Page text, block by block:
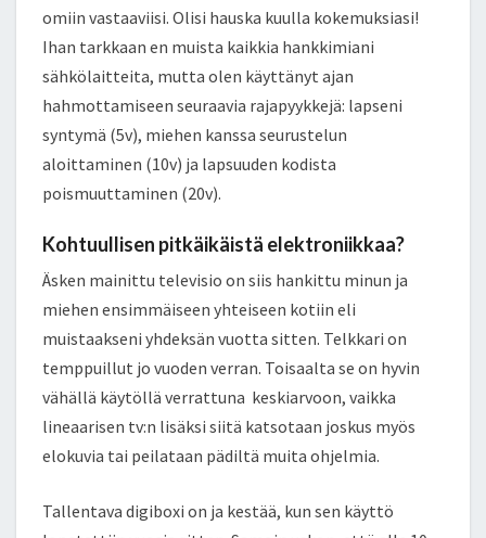
omiin vastaaviisi. Olisi hauska kuulla kokemuksiasi!
Ihan tarkkaan en muista kaikkia hankkimiani
sähkölaitteita, mutta olen käyttänyt ajan
hahmottamiseen seuraavia rajapyykkejä: lapseni
syntymä (5v), miehen kanssa seurustelun
aloittaminen (10v) ja lapsuuden kodista
poismuuttaminen (20v).
Kohtuullisen pitkäikäistä elektroniikkaa?
Äsken mainittu televisio on siis hankittu minun ja
miehen ensimmäiseen yhteiseen kotiin eli
muistaakseni yhdeksän vuotta sitten. Telkkari on
temppuillut jo vuoden verran. Toisaalta se on hyvin
vähällä käytöllä verrattuna keskiarvoon, vaikka
lineaarisen tv:n lisäksi siitä katsotaan joskus myös
elokuvia tai peilataan pädiltä muita ohjelmia.
Tallentava digiboxi on ja kestää, kun sen käyttö